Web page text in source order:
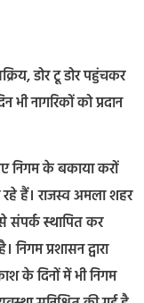
डोर टू डोर पहुंचकर
नागरिकों को प्रदान
निगम के बकाया करों
हैं। राजस्व अमला शहर
से संपर्क स्थापित कर
प्रशासन द्वारा
के दिनों में भी निगम